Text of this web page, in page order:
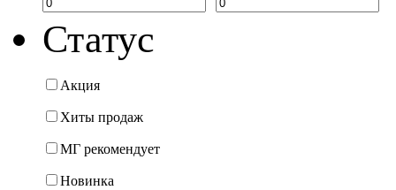
Статус
Акция
Хиты продаж
МГ рекомендует
Новинка